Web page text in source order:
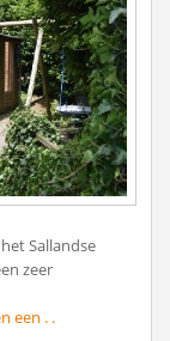
Sallandse
zeer
een . .